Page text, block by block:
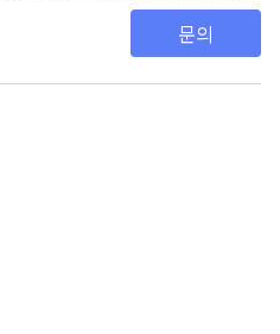
문의